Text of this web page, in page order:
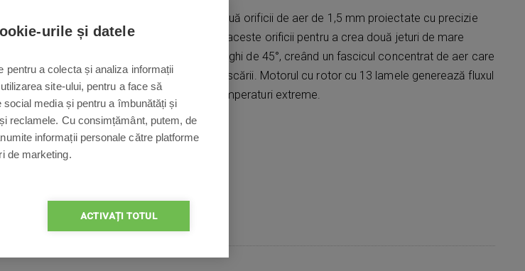
utilizează două orificii de aer de 1,5 mm proiectate cu precizie
brațelor aparatului. Aerul este accelerat prin aceste orificii pentru a crea două jeturi de mare
curg în jos. Aceste jeturi se întâlnesc la un unghi de 45°, creând un fascicul concentrat de aer care
perfect la îndreptarea părului în timpul uscării. Motorul cu rotor cu 13 lamele generează fluxul
pentru o coafare eficientă, fără a utiliza temperaturi extreme.
urile și datele
pentru a colecta și analiza informații
site-ului, pentru a face să
social media și pentru a îmbunătăți și
reclamele. Cu consimțământ, putem, de
informații personale către platforme
de marketing.
ACTIVAȚI TOTUL